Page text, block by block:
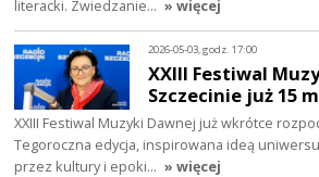
literacki. Zwiedzanie… » więcej
2026-05-03, godz. 17:00
XXIII Festiwal
Szczecinie już 15
XXIII Festiwal Muzyki Dawnej już wkrótce
Tegoroczna edycja, inspirowana ideą
przez kultury i epoki… » więcej